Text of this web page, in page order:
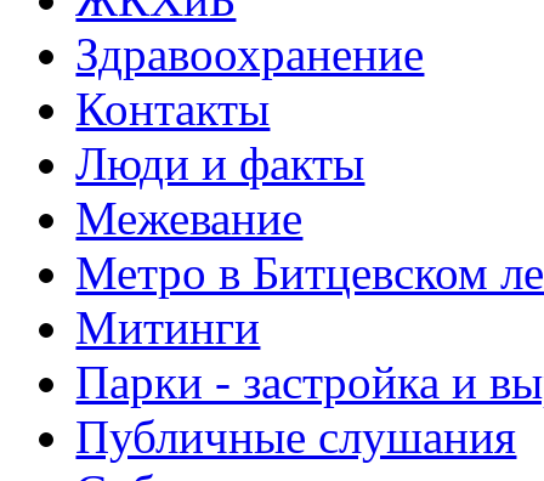
Здравоохранение
Контакты
Люди и факты
Межевание
Метро в Битцевском
Митинги
Парки - застройка и
Публичные слушания